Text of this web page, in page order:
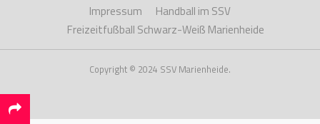
Impressum
Handball im SSV
Freizeitfußball Schwarz-Weiß Marienheide
Copyright © 2024 SSV Marienheide.